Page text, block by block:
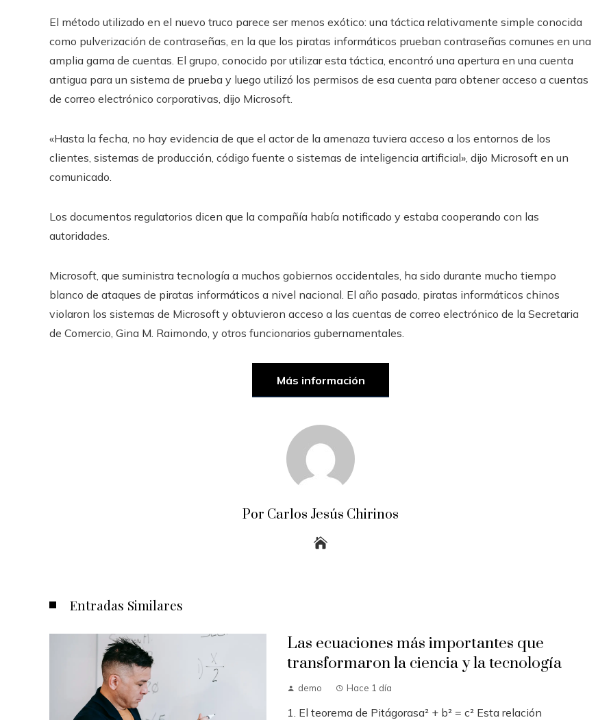
El método utilizado en el nuevo truco parece ser menos exótico: una táctica relativamente simple conocida
como pulverización de contraseñas, en la que los piratas informáticos prueban contraseñas comunes en una
amplia gama de cuentas. El grupo, conocido por utilizar esta táctica, encontró una apertura en una cuenta
antigua para un sistema de prueba y luego utilizó los permisos de esa cuenta para obtener acceso a cuentas
de correo electrónico corporativas, dijo Microsoft.
«Hasta la fecha, no hay evidencia de que el actor de la amenaza tuviera acceso a los entornos de los
clientes, sistemas de producción, código fuente o sistemas de inteligencia artificial», dijo Microsoft en un
comunicado.
Los documentos regulatorios dicen que la compañía había notificado y estaba cooperando con las
autoridades.
Microsoft, que suministra tecnología a muchos gobiernos occidentales, ha sido durante mucho tiempo
blanco de ataques de piratas informáticos a nivel nacional. El año pasado, piratas informáticos chinos
violaron los sistemas de Microsoft y obtuvieron acceso a las cuentas de correo electrónico de la Secretaria
de Comercio, Gina M. Raimondo, y otros funcionarios gubernamentales.
Más información
Por Carlos Jesús Chirinos
Entradas Similares
Las ecuaciones más importantes que
transformaron la ciencia y la tecnología
demo Hace 1 día
1. El teorema de Pitágorasa² + b² = c² Esta relación